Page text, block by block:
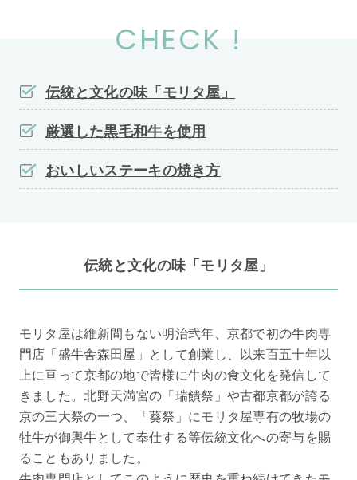
CHECK !
伝統と文化の味「モリタ屋」
厳選した黒毛和牛を使用
おいしいステーキの焼き方
伝統と文化の味「モリタ屋」
モリタ屋は維新間もない明治弐年、京都で初の牛肉専
門店「盛牛舎森田屋」として創業し、以来百五十年以
上に亘って京都の地で皆様に牛肉の食文化を発信して
きました。北野天満宮の「瑞饋祭」や古都京都が誇る
京の三大祭の一つ、「葵祭」にモリタ屋専有の牧場の
牡牛が御輿牛として奉仕する等伝統文化への寄与を賜
ることもありました。